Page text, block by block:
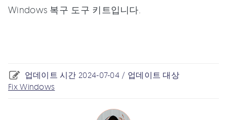
Windows 복구 도구 키트입니다.
업데이트 시간 2024-07-04 / 업데이트 대상
Fix Windows